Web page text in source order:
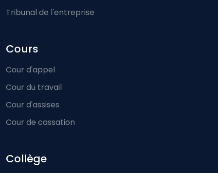
Tribunal de l'entreprise
Cours
Cour d'appel
Cour du travail
Cour d'assises
Cour de cassation
Collège